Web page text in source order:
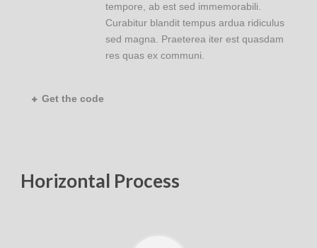
tempore, ab est sed immemorabili.
Curabitur blandit tempus ardua ridiculus
sed magna. Praeterea iter est quasdam
res quas ex communi.
Get the code
Horizontal Process